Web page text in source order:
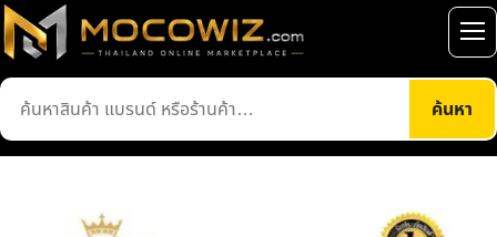
ข้าม
ไป
ยัง
เนื้อหา
ค้นหา
สินค้า
ค้นหา
เปิ
เม